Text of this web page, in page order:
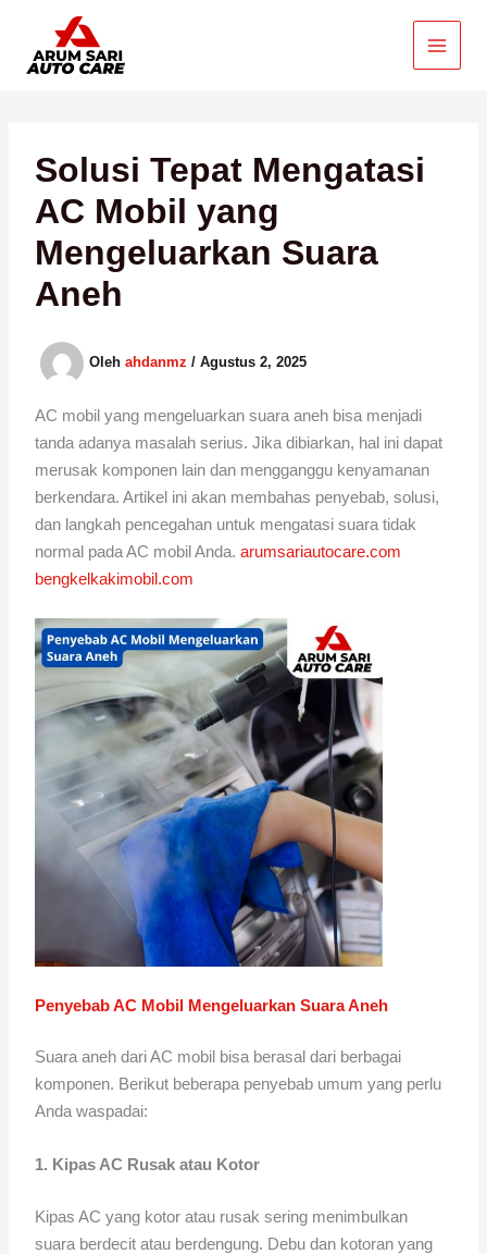
konten
Solusi Tepat Mengatasi
AC Mobil yang
Mengeluarkan Suara
Aneh
Olehahdanmz/Agustus 2, 2025
AC mobil yang mengeluarkan suara aneh bisa menjadi
tanda adanya masalah serius. Jika dibiarkan, hal ini dapat
merusak komponen lain dan mengganggu kenyamanan
berkendara. Artikel ini akan membahas penyebab, solusi,
dan langkah pencegahan untuk mengatasi suara tidak
normal pada AC mobil Anda.arumsariautocare.com
bengkelkakimobil.com
Penyebab AC Mobil Mengeluarkan Suara Aneh
Suara aneh dari AC mobil bisa berasal dari berbagai
komponen. Berikut beberapa penyebab umum yang perlu
Anda waspadai:
1. Kipas AC Rusak atau Kotor
Kipas AC yang kotor atau rusak sering menimbulkan
suara berdecit atau berdengung. Debu dan kotoran yang